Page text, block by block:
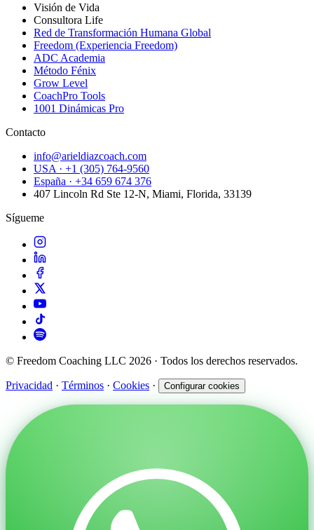
Visión de Vida
Consultora Life
Red de Transformación Humana Global
Freedom (Experiencia Freedom)
ADC Academia
Método Fénix
Grow Level
CoachPro Tools
1001 Dinámicas Pro
Contacto
info@arieldiazcoach.com
USA · +1 (305) 764-9560
España · +34 659 674 376
407 Lincoln Rd Ste 12-N, Miami, Florida, 33139
Sígueme
© Freedom Coaching LLC 2026 · Todos los derechos reservados.
Privacidad · Términos · Cookies · Configurar cookies